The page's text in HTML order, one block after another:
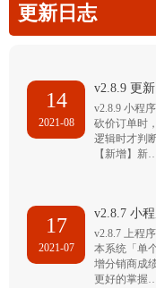
更新日志
14
2021-08
v2.8.9 更
v2.8.9 小程
砍价订单时
逻辑时才判
【新增】新
17
2021-07
v2.8.7 小
v2.8.7 上程
本系统「单
增分销商成
更好的掌握